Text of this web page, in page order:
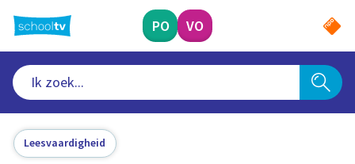
naar
hoofdinhoud
PO VO
Leesvaardigheid